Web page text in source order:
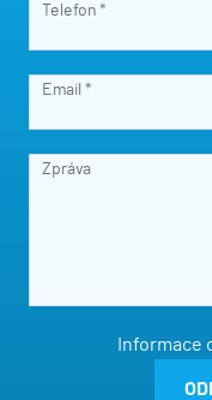
Telefon *
Email *
Zpráva
Informace